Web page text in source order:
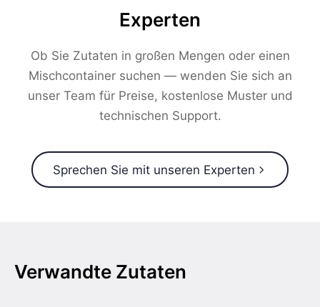
Experten
Ob Sie Zutaten in großen Mengen oder einen
Mischcontainer suchen — wenden Sie sich an
unser Team für Preise, kostenlose Muster und
technischen Support.
Sprechen Sie mit unseren Experten
Verwandte Zutaten